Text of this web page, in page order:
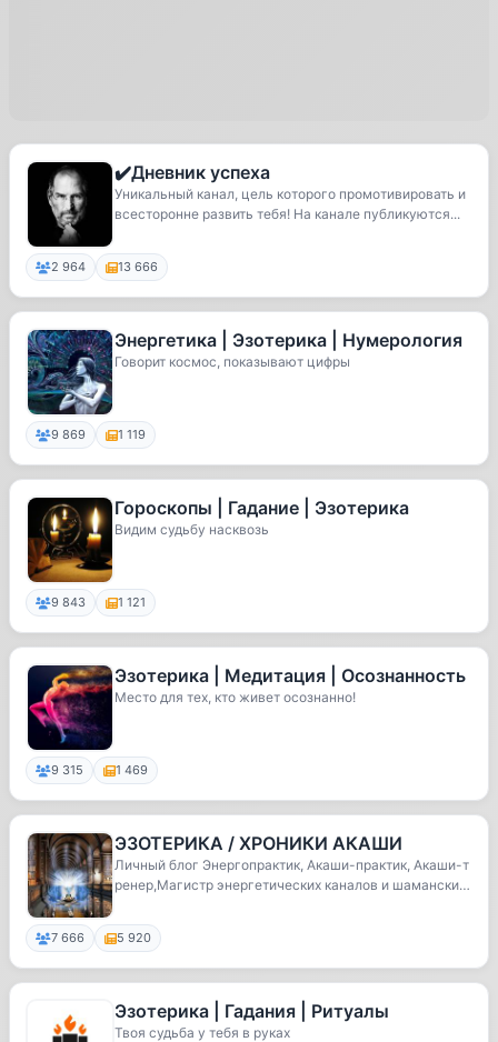
✔️Дневник успеха
Уникальный канал, цель которого промотивировать и
всесторонне развить тебя! На канале публикуются...
2 964 13 666
Энергетика | Эзотерика | Нумерология
Говорит космос, показывают цифры
9 869 1 119
Гороскопы | Гадание | Эзотерика
Видим судьбу насквозь
9 843 1 121
Эзотерика | Медитация | Осознанность
Место для тех, кто живет осознанно!
9 315 1 469
ЭЗОТЕРИКА / ХРОНИКИ АКАШИ
Личный блог Энергопрактик, Акаши-практик, Акаши-т
ренер,Магистр энергетических каналов и шамански
7 666 5 920
Эзотерика | Гадания | Ритуалы
Твоя судьба у тебя в руках